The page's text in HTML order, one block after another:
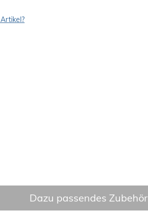
Dazu passendes Zubehör